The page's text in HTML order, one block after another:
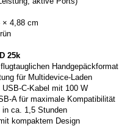
× 4,88 cm
25k
Handgepäckformat
für Multidevice-Laden
C-Kabel mit 100 W
A für maximale Kompatibilität
ca. 1,5 Stunden
kompaktem Design